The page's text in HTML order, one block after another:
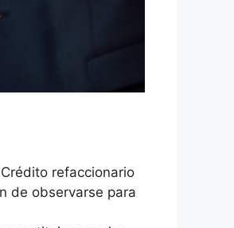
refaccionario
de observarse para